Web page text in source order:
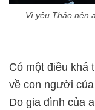
Vì yêu Thảo nên
Có một điều khá
về con người
Do gia đình của